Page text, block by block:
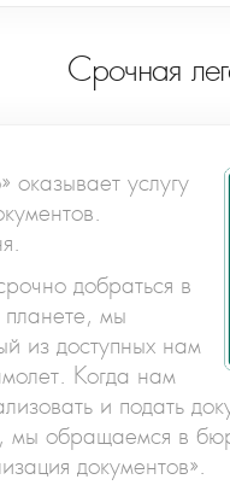
Срочная
оказывает услугу
добраться в
мы
из доступных нам
Когда нам
и подать
мы обращаемся в
документов».